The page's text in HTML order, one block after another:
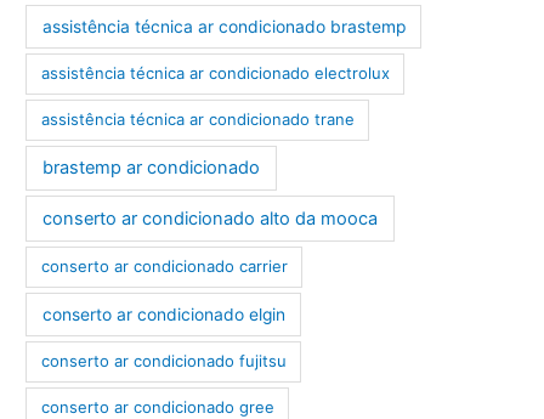
assistência técnica ar condicionado brastemp
assistência técnica ar condicionado electrolux
assistência técnica ar condicionado trane
brastemp ar condicionado
conserto ar condicionado alto da mooca
conserto ar condicionado carrier
conserto ar condicionado elgin
conserto ar condicionado fujitsu
conserto ar condicionado gree